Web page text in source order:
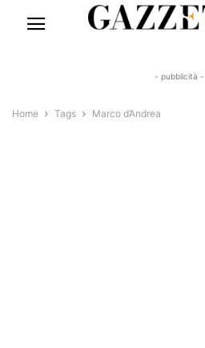
- pubblicità -
Home Tags Marco d’Andrea